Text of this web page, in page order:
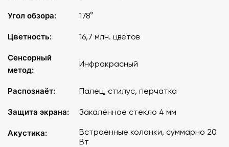
Угол обзора: 178°
Цветность: 16,7 млн. цветов
Сенсорный
метод:
Инфракрасный
Распознаёт: Палец, стилус, перчатка
Защита экрана: Закалённое стекло 4 мм
Акустика:
Встроенные колонки, суммарно 20
Вт